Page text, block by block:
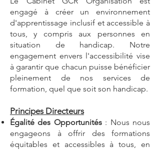
engagé à créer un environnement
d'apprentissage inclusif et accessible à
tous, y compris aux personnes en
situation de handicap. Notre
engagement envers l'accessibilité vise
à garantir que chacun puisse bénéficier
pleinement de nos services de
formation, quel que soit son handicap.
Principes Directeurs
Égalité des Opportunités: Nous nous
engageons à offrir des formations
équitables et accessibles à tous, en